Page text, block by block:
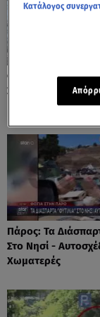
Φωτιές: Στάχτη Το
Στολίδι Της
Πάρος: Τα
Στο Νησί -
Χωματερές
Κατάλογος